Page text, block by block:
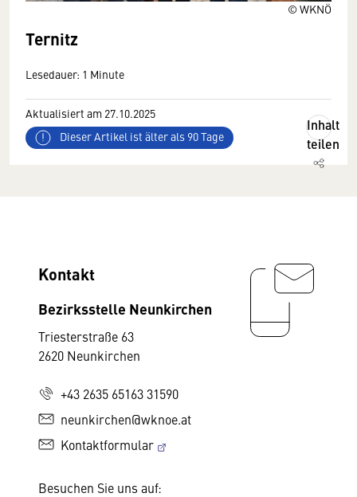
© WKNÖ
Ternitz
Lesedauer: 1 Minute
Aktualisiert am 27.10.2025
Dieser Artikel ist älter als 90 Tage
Inhalt
teilen
Kontakt
Bezirksstelle Neunkirchen
Triesterstraße 63
2620 Neunkirchen
+43 2635 65163 31590
neunkirchen@wknoe.at
Kontaktformular
Besuchen Sie uns auf: